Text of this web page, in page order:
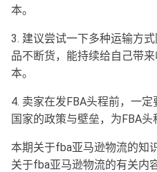
本。
3. 建议尝试一下多种运输方
品不断货，能持续给自己带
本。
4. 卖家在发FBA头程前，一
国家的政策与壁垒，为FBA头
本期关于fba亚马逊物流的知
关于fba亚马逊物流的有关内